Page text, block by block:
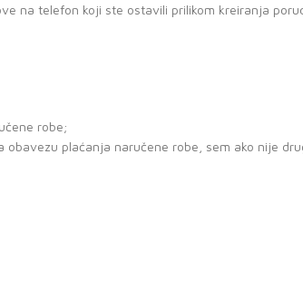
na telefon koji ste ostavili prilikom kreiranja
robe;
plaćanja naručene robe, sem ako nije